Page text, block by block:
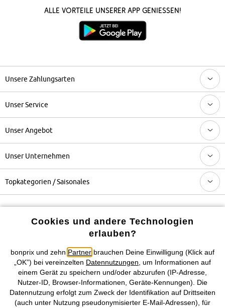
Alle Vorteile unserer App genießen!
Unsere Zahlungsarten
Unser Service
Unser Angebot
Unser Unternehmen
Topkategorien / Saisonales
Preisangaben inkl. gesetzl. MwSt. und zzgl.Service- &
Versandkosten
AGB Datenschutz Cookie-Einstellungen Impressum
Cookies und andere Technologien
erlauben?
bonprix und zehn Partner brauchen Deine Einwilligung (Klick auf
„OK”) bei vereinzelten Datennutzungen , um Informationen auf
einem Gerät zu speichern und/oder abzurufen (IP-Adresse,
Nutzer-ID, Browser-Informationen, Geräte-Kennungen). Die
Datennutzung erfolgt zum Zweck der Identifikation auf Drittseiten
(auch unter Nutzung pseudonymisierter E-Mail-Adressen), für